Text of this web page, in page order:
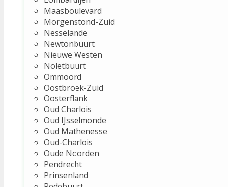
Maasboulevard
Morgenstond-Zuid
Nesselande
Newtonbuurt
Nieuwe Westen
Noletbuurt
Ommoord
Oostbroek-Zuid
Oosterflank
Oud Charlois
Oud IJsselmonde
Oud Mathenesse
Oud-Charlois
Oude Noorden
Pendrecht
Prinsenland